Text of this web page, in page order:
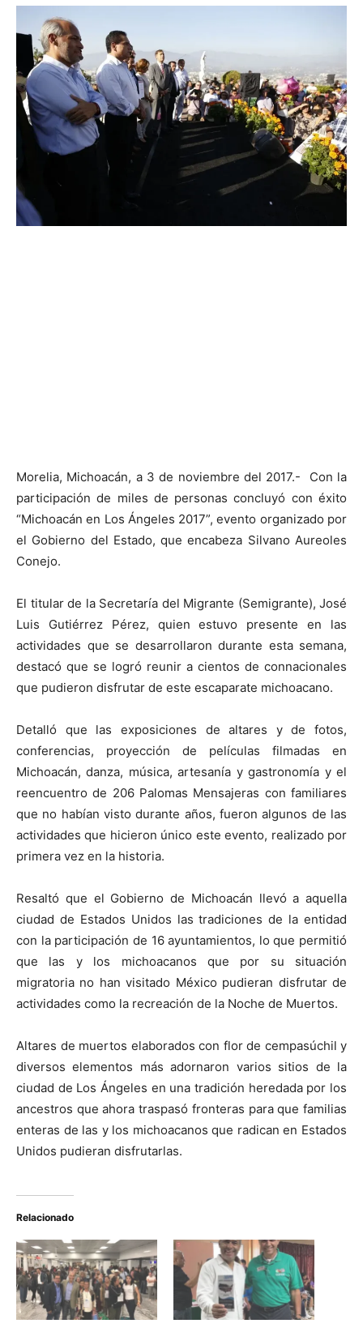
Morelia, Michoacán, a 3 de noviembre del 2017.- Con la
participación de miles de personas concluyó con éxito
“Michoacán en Los Ángeles 2017”, evento organizado por
el Gobierno del Estado, que encabeza Silvano Aureoles
Conejo.
El titular de la Secretaría del Migrante (Semigrante), José
Luis Gutiérrez Pérez, quien estuvo presente en las
actividades que se desarrollaron durante esta semana,
destacó que se logró reunir a cientos de connacionales
que pudieron disfrutar de este escaparate michoacano.
Detalló que las exposiciones de altares y de fotos,
conferencias, proyección de películas filmadas en
Michoacán, danza, música, artesanía y gastronomía y el
reencuentro de 206 Palomas Mensajeras con familiares
que no habían visto durante años, fueron algunos de las
actividades que hicieron único este evento, realizado por
primera vez en la historia.
Resaltó que el Gobierno de Michoacán llevó a aquella
ciudad de Estados Unidos las tradiciones de la entidad
con la participación de 16 ayuntamientos, lo que permitió
que las y los michoacanos que por su situación
migratoria no han visitado México pudieran disfrutar de
actividades como la recreación de la Noche de Muertos.
Altares de muertos elaborados con flor de cempasúchil y
diversos elementos más adornaron varios sitios de la
ciudad de Los Ángeles en una tradición heredada por los
ancestros que ahora traspasó fronteras para que familias
enteras de las y los michoacanos que radican en Estados
Unidos pudieran disfrutarlas.
Relacionado